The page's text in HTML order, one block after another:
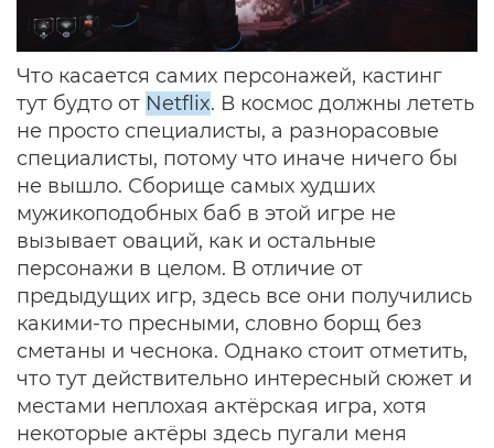
Что касается самих персонажей, кастинг
тут будто от Netflix. В космос должны лететь
не просто специалисты, а разнорасовые
специалисты, потому что иначе ничего бы
не вышло. Сборище самых худших
мужикоподобных баб в этой игре не
вызывает оваций, как и остальные
персонажи в целом. В отличие от
предыдущих игр, здесь все они получились
какими-то пресными, словно борщ без
сметаны и чеснока. Однако стоит отметить,
что тут действительно интересный сюжет и
местами неплохая актёрская игра, хотя
некоторые актёры здесь пугали меня